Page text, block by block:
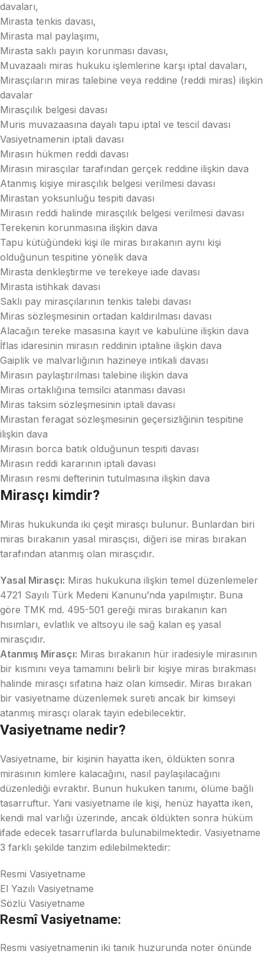
davaları,
Mirasta tenkis davası,
Mirasta mal paylaşımı,
Mirasta saklı payın korunması davası,
Muvazaalı miras hukuku işlemlerine karşı iptal davaları,
Mirasçıların miras talebine veya reddine (reddi miras) ilişkin
davalar
Mirasçılık belgesi davası
Muris muvazaasına dayalı tapu iptal ve tescil davası
Vasiyetnamenin iptali davası
Mirasın hükmen reddi davası
Mirasın mirasçılar tarafından gerçek reddine ilişkin dava
Atanmış kişiye mirasçılık belgesi verilmesi davası
Mirastan yoksunluğu tespiti davası
Mirasın reddi halinde mirasçılık belgesi verilmesi davası
Terekenin korunmasına ilişkin dava
Tapu kütüğündeki kişi ile miras bırakanın aynı kişi
olduğunun tespitine yönelik dava
Mirasta denkleştirme ve terekeye iade davası
Mirasta istihkak davası
Saklı pay mirasçılarının tenkis talebi davası
Miras sözleşmesinin ortadan kaldırılması davası
Alacağın tereke masasına kayıt ve kabulüne ilişkin dava
İflas idaresinin mirasın reddinin iptaline ilişkin dava
Gaiplik ve malvarlığının hazineye intikali davası
Mirasın paylaştırılması talebine ilişkin dava
Miras ortaklığına temsilci atanması davası
Miras taksim sözleşmesinin iptali davası
Mirastan feragat sözleşmesinin geçersizliğinin tespitine
ilişkin dava
Mirasın borca batık olduğunun tespiti davası
Mirasın reddi kararının iptali davası
Mirasın resmi defterinin tutulmasına ilişkin dava
Mirasçı kimdir?
Miras hukukunda iki çeşit mirasçı bulunur. Bunlardan biri
miras bırakanın yasal mirasçısı, diğeri ise miras bırakan
tarafından atanmış olan mirasçıdır.
Yasal Mirasçı: Miras hukukuna ilişkin temel düzenlemeler
4721 Sayılı Türk Medeni Kanunu’nda yapılmıştır. Buna
göre TMK md. 495-501 gereği miras bırakanın kan
hısımları, evlatlık ve altsoyu ile sağ kalan eş yasal
mirasçıdır.
Atanmış Mirasçı: Miras bırakanın hür iradesiyle mirasının
bir kısmını veya tamamını belirli bir kişiye miras bırakması
halinde mirasçı sıfatına haiz olan kimsedir. Miras bırakan
bir vasiyetname düzenlemek sureti ancak bir kimseyi
atanmış mirasçı olarak tayin edebilecektir.
Vasiyetname nedir?
Vasiyetname, bir kişinin hayatta iken, öldükten sonra
mirasının kimlere kalacağını, nasıl paylaşılacağını
düzenlediği evraktır. Bunun hukuken tanımı, ölüme bağlı
tasarruftur. Yani vasiyetname ile kişi, henüz hayatta iken,
kendi mal varlığı üzerinde, ancak öldükten sonra hüküm
ifade edecek tasarruflarda bulunabilmektedir. Vasiyetname
3 farklı şekilde tanzim edilebilmektedir:
Resmi Vasiyetname
El Yazılı Vasiyetname
Sözlü Vasiyetname
Resmî Vasiyetname:
Resmi vasiyetnamenin iki tanık huzurunda noter önünde